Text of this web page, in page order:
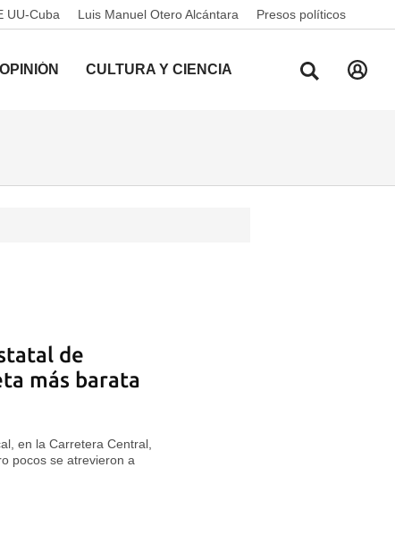
UU-Cuba Luis Manuel Otero Alcántara Presos políticos
OPINIÓN CULTURA Y CIENCIA
de
más barata
en la Carretera Central,
pocos se atrevieron a